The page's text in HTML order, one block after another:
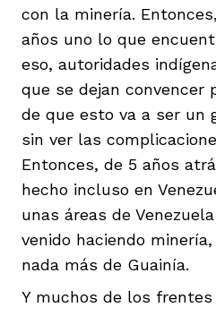
con la minería.
años uno lo que
eso, autoridades
que se dejan convencer
de que esto va a ser un
sin ver las
Entonces, de 5 años
hecho incluso en
unas áreas de
venido haciendo
nada más de Guainía.
Y muchos de los frentes